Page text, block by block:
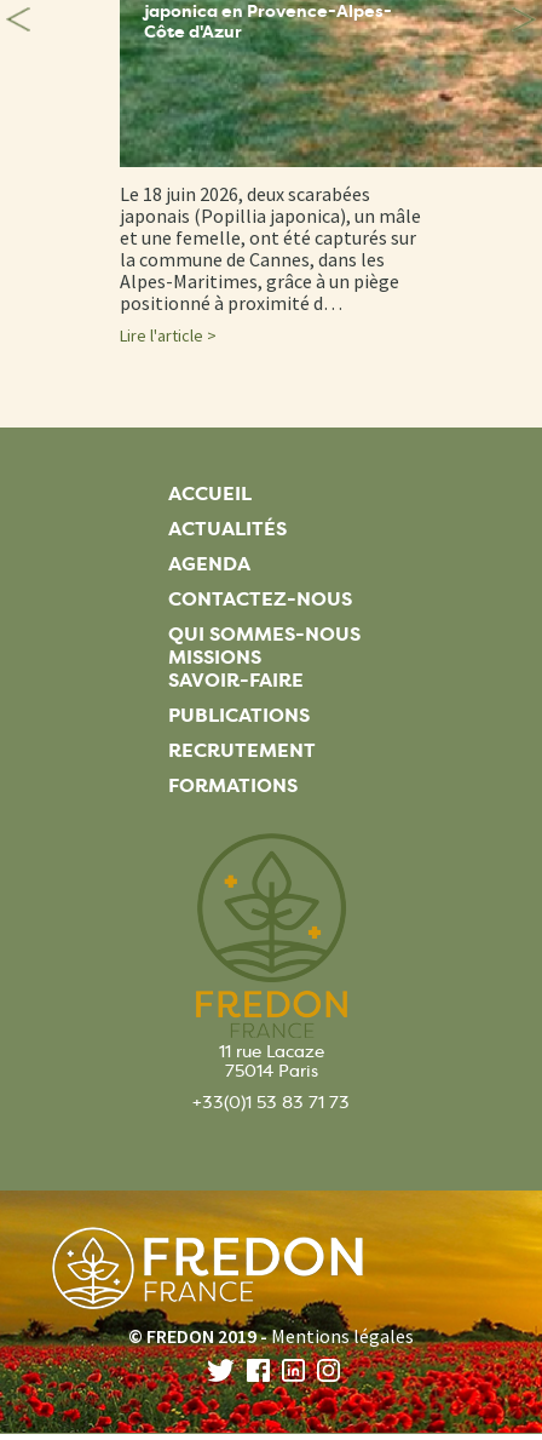
japonica en Provence-Alpes-
Côte d'Azur
Le 18 juin 2026, deux scarabées
japonais (Popillia japonica), un mâle
et une femelle, ont été capturés sur
la commune de Cannes, dans les
Alpes-Maritimes, grâce à un piège
positionné à proximité d…
Lire l'article >
ACCUEIL
ACTUALITÉS
AGENDA
CONTACTEZ-NOUS
QUI SOMMES-NOUS
MISSIONS
SAVOIR-FAIRE
PUBLICATIONS
RECRUTEMENT
FORMATIONS
11 rue Lacaze
75014 Paris
+33(0)1 53 83 71 73
© FREDON 2019 -Mentions légales